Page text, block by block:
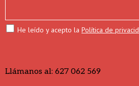
He leído y acepto la Política de
Llámanos al: 627 062 569